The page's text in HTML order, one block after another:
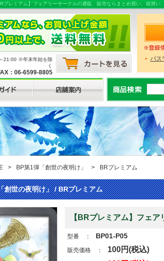
レミアム】フェアリーサークルの通販、販売ならまとめ買い、箱買い
21:00 ※年末年始を除
く
：06-6599-8805
パス
> BP第1弾「創世の夜明け」 > BRプレミアム
世の夜明け」 / BRプレミアム
【BRプレミアム】フェア
型番 ： BP01-P05
販売価格 ： 100円(税込)